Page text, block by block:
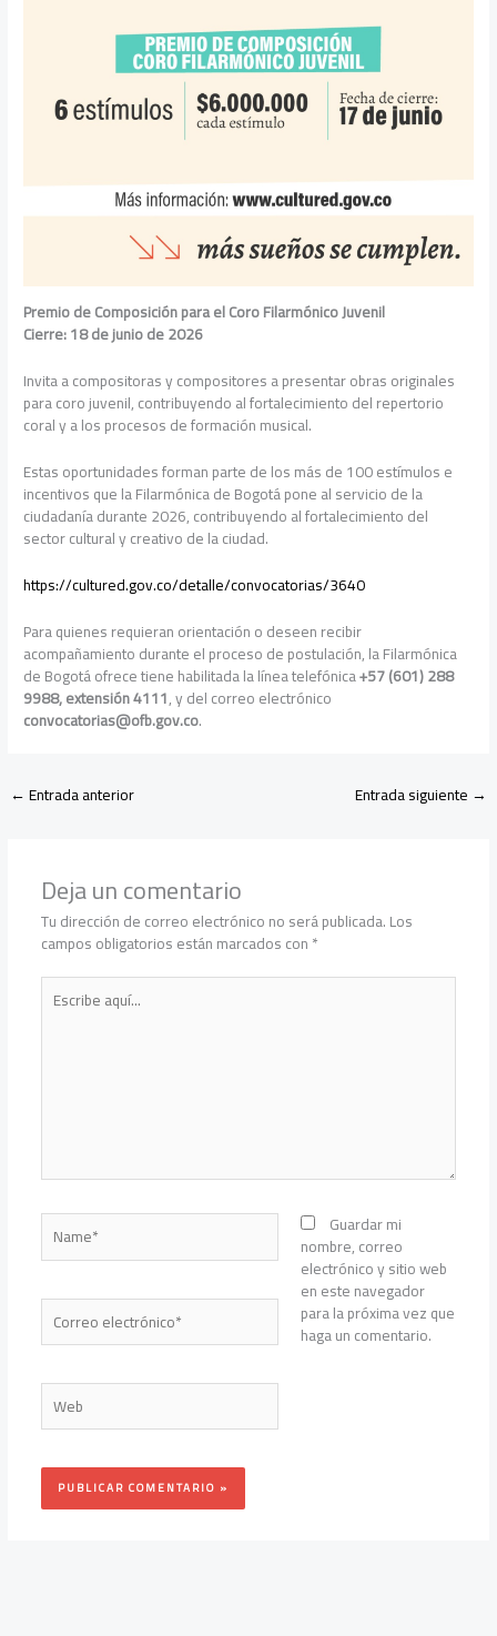
Premio de Composición para el Coro Filarmónico Juvenil
Cierre: 18 de junio de 2026
Invita a compositoras y compositores a presentar obras originales
para coro juvenil, contribuyendo al fortalecimiento del repertorio
coral y a los procesos de formación musical.
Estas oportunidades forman parte de los más de 100 estímulos e
incentivos que la Filarmónica de Bogotá pone al servicio de la
ciudadanía durante 2026, contribuyendo al fortalecimiento del
sector cultural y creativo de la ciudad.
https://cultured.gov.co/detalle/convocatorias/3640
Para quienes requieran orientación o deseen recibir
acompañamiento durante el proceso de postulación, la Filarmónica
de Bogotá ofrece tiene habilitada la línea telefónica+57 (601) 288
9988, extensión 4111, y del correo electrónico
convocatorias@ofb.gov.co.
←Entrada anterior Entrada siguiente →
Deja un comentario
Tu dirección de correo electrónico no será publicada.Los
campos obligatorios están marcados con*
Escribe
aquí...
Name*
Correo
electrónico*
Web
Guardar mi
nombre, correo
electrónico y sitio web
en este navegador
para la próxima vez que
haga un comentario.